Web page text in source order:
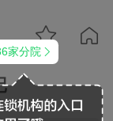
院 
 
家分院 